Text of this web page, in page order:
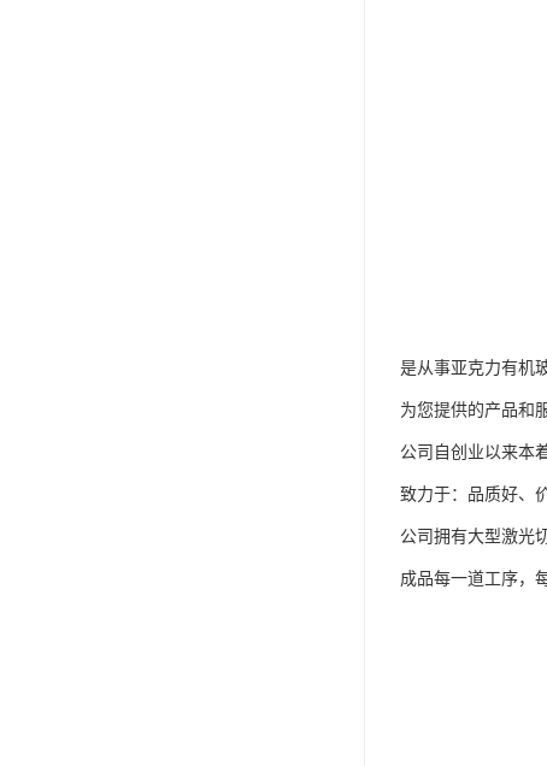
是从事亚克力有机
为您提供的产品和
公司自创业以来本
致力于：品质好、
公司拥有大型激光
成品每一道工序，